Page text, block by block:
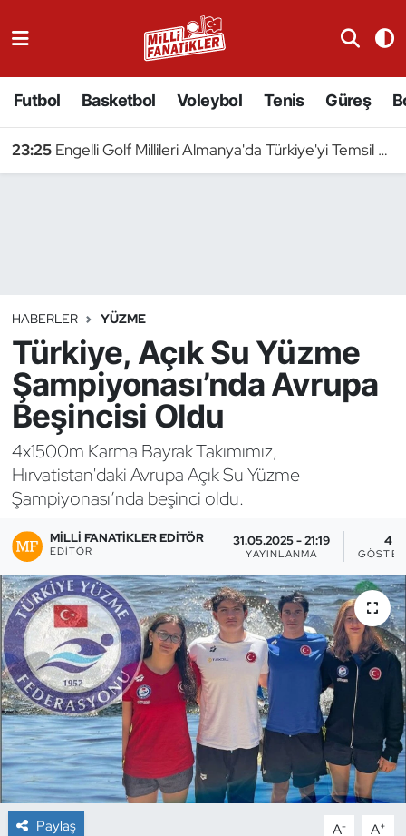
Futbol Basketbol Voleybol Tenis Güreş
23:25 Engelli Golf Millileri Almanya'da Türkiye'yi Temsil Edecek
HABERLER YÜZME
Türkiye, Açık Su Yüzme
Şampiyonası’nda Avrupa
Beşincisi Oldu
4x1500m Karma Bayrak Takımımız,
Hırvatistan'daki Avrupa Açık Su Yüzme
Şampiyonası’nda beşinci oldu.
MILLI FANATIKLER EDITÖR
EDITÖR
31.05.2025 - 21:19
YAYINLANMA
4
Paylaş A- A+
Badminton
Binicilik
Bisiklet
Bocce Bowling Dart
Boks
Briç
Buz Hokeyi
Buz Pateni
Çim Hokeyi
Cimnastik
Curling
Dağcılık